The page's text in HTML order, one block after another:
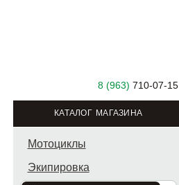
8 (963) 710-07-15
КАТАЛОГ МАГАЗИНА
Мотоциклы
Экипировка